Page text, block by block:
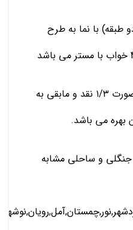
طبقه) با نما به طرح
شرایط پرداخت این ویلا به صورت ۱/۳ نقد و مابقی به
بهره می باشد.
و ساحلی مشابه